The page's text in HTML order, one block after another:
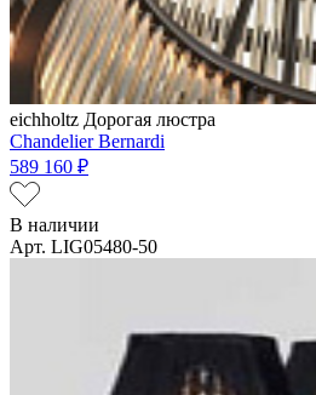
eichholtz Дорогая люстра
Chandelier Bernardi
589 160 ₽
В наличии
Арт. LIG05480-50